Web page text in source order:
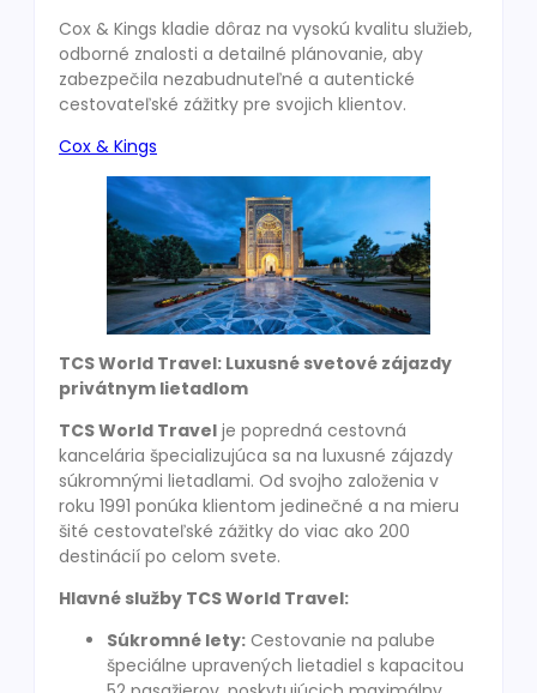
Cox & Kings kladie dôraz na vysokú kvalitu služieb,
odborné znalosti a detailné plánovanie, aby
zabezpečila nezabudnuteľné a autentické
cestovateľské zážitky pre svojich klientov.
Cox & Kings
TCS World Travel: Luxusné svetové zájazdy
privátnym lietadlom
TCS World Travel je popredná cestovná
kancelária špecializujúca sa na luxusné zájazdy
súkromnými lietadlami. Od svojho založenia v
roku 1991 ponúka klientom jedinečné a na mieru
šité cestovateľské zážitky do viac ako 200
destinácií po celom svete.
Hlavné služby TCS World Travel:
Súkromné lety: Cestovanie na palube
špeciálne upravených lietadiel s kapacitou